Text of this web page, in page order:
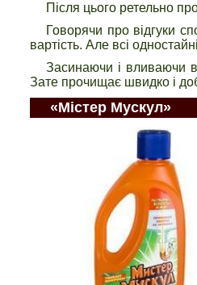
Після цього ретельно
Говорячи про відгуки
вартість. Але всі
Засинаючи і вливаючи
Зате прочищає швидко і
«Містер Мускул»